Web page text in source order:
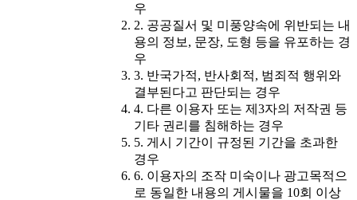
우
2. 공공질서 및 미풍양속에 위반되는 내
용의 정보, 문장, 도형 등을 유포하는 경
우
3. 반국가적, 반사회적, 범죄적 행위와
결부된다고 판단되는 경우
4. 다른 이용자 또는 제3자의 저작권 등
기타 권리를 침해하는 경우
5. 게시 기간이 규정된 기간을 초과한
경우
6. 이용자의 조작 미숙이나 광고목적으
로 동일한 내용의 게시물을 10회 이상